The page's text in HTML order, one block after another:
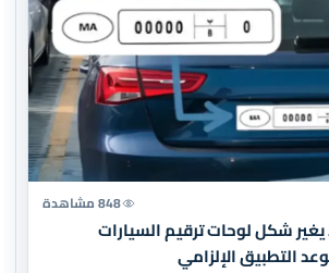
848 مشاهدة
يغير شكل لوحات ترقيم السيارات
التطبيق الإلزامي